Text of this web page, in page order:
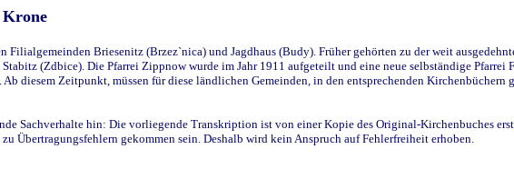
Krone
Briesenitz (Brzez`nica) und Jagdhaus (Budy). Früher gehörten zu der weit
(Zdbice). Die Pfarrei Zippnow wurde im Jahr 1911 aufgeteilt und eine neue selbständige
Zeitpunkt, müssen für diese ländlichen Gemeinden, in den entsprechenden Kirchenbüchern
Sachverhalte hin: Die vorliegende Transkription ist von einer Kopie des Original-Kirchenbuches
Übertragungsfehlern gekommen sein. Deshalb wird kein Anspruch auf Fehlerfreiheit erhoben.